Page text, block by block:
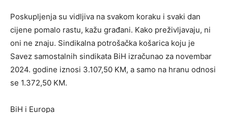
Poskupljenja su vidljiva na svakom koraku i svaki dan
cijene pomalo rastu, kažu građani. Kako preživljavaju, ni
oni ne znaju. Sindikalna potrošačka košarica koju je
Savez samostalnih sindikata BiH izračunao za novembar
2024. godine iznosi 3.107,50 KM, a samo na hranu odnosi
se 1.372,50 KM.
BiH i Europa